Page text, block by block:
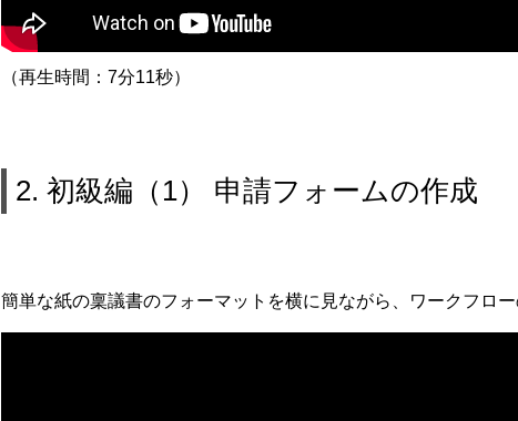
（再生時間：7分11秒）
2. 初級編（1） 申請フォームの作成
簡単な紙の稟議書のフォーマットを横に見ながら、ワークフロ